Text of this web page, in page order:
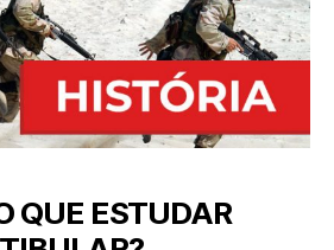
QUE ESTUDAR